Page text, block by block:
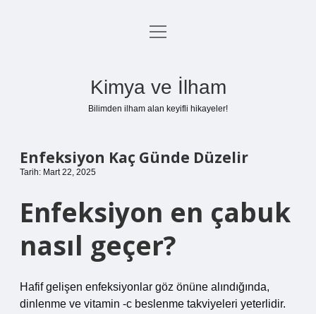
Anasayfa
menüyü
Kimya ve İlham
Bilimden ilham alan keyifli hikayeler!
Enfeksiyon Kaç Günde Düzelir
Tarih: Mart 22, 2025
Enfeksiyon en çabuk
nasıl geçer?
Hafif gelişen enfeksiyonlar göz önüne alındığında,
dinlenme ve vitamin -c beslenme takviyeleri yeterlidir.